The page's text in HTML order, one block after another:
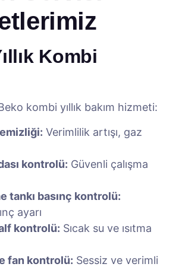
Kombi
kombi yıllık bakım hizmeti:
Verimlilik artışı, gaz
kontrolü: Güvenli çalışma
tankı basınç kontrolü:
ayarı
kontrolü: Sıcak su ve ısıtma
fan kontrolü: Sessiz ve verimli